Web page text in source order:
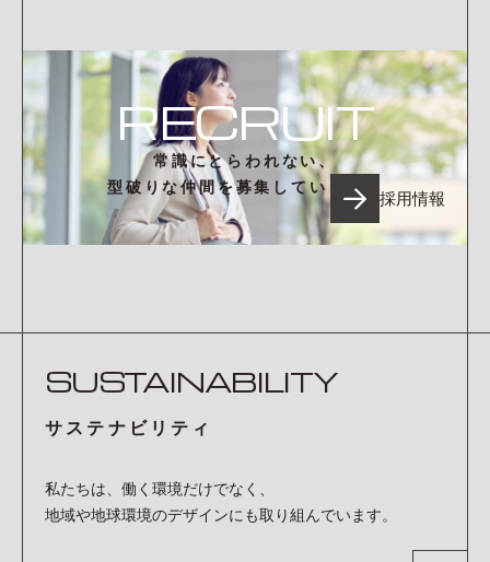
RECRUIT
常識にとらわれない、
型破りな仲間を募集しています。
採用情報
SUSTAINABILITY
サステナビリティ
私たちは、働く環境だけでなく、
地域や地球環境のデザインにも取り組んでいます。